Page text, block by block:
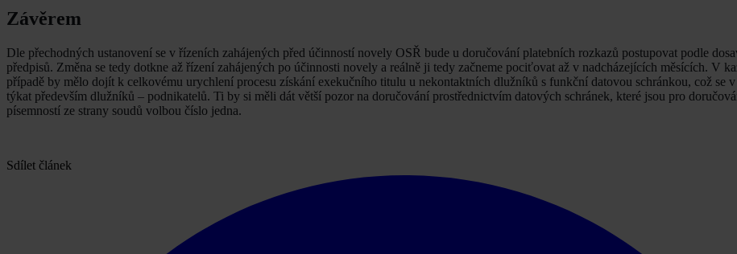
Závěrem
Dle přechodných ustanovení se v řízeních zahájených před účinností novely OSŘ bude u doručování platebních rozkazů postupovat podle
předpisů. Změna se tedy dotkne až řízení zahájených po účinnosti novely a reálně ji tedy začneme pociťovat až v nadcházejících měsících. V
případě by mělo dojít k celkovému urychlení procesu získání exekučního titulu u nekontaktních dlužníků s funkční datovou schránkou, což se
týkat především dlužníků – podnikatelů. Ti by si měli dát větší pozor na doručování prostřednictvím datových schránek, které jsou pro
písemností ze strany soudů volbou číslo jedna.
Sdílet článek